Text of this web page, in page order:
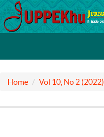
Home Vol 10, No 2 (2022)